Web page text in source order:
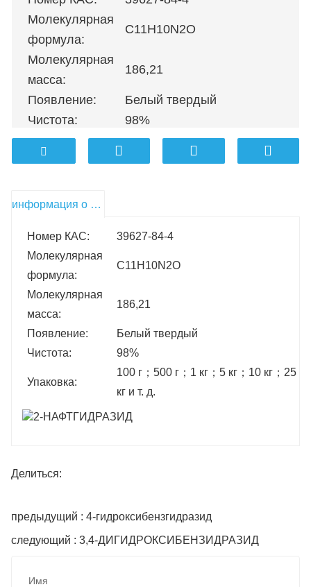
Молекулярная
формула:
C11H10N2O
Молекулярная
масса:
186,21
Появление:
Белый твердый
Чистота:
98%
Упаковка:
100 г ；500 г；1 кг ；5 кг；10 кг
кг；100 кг и т. д.
информация о продукте
Номер КАС:
39627-84-4
Молекулярная
формула:
C11H10N2O
Молекулярная
масса:
186,21
Появление:
Белый твердый
Чистота:
98%
Упаковка:
100 г ； 500 г ； 1 кг ； 5 кг ； 10 кг ； 25 кг
кг и т. д.
Делиться:
предыдущий : 4-гидроксибензгидразид
следующий : 3,4-ДИГИДРОКСИБЕНЗИДРАЗИД
Имя